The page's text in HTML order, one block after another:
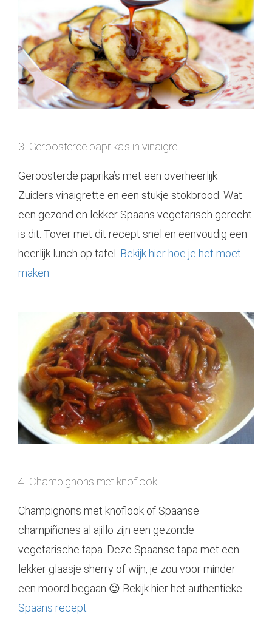
3. Geroosterde paprika's in vinaigre
Geroosterde paprika’s met een overheerlijk
Zuiders vinaigrette en een stukje stokbrood. Wat
een gezond en lekker Spaans vegetarisch gerecht
is dit. Tover met dit recept snel en eenvoudig een
heerlijk lunch op tafel. Bekijk hier hoe je het moet
maken
4. Champignons met knoflook
Champignons met knoflook of Spaanse
champiñones al ajillo zijn een gezonde
vegetarische tapa. Deze Spaanse tapa met een
lekker glaasje sherry of wijn, je zou voor minder
een moord begaan 😉 Bekijk hier het authentieke
Spaans recept